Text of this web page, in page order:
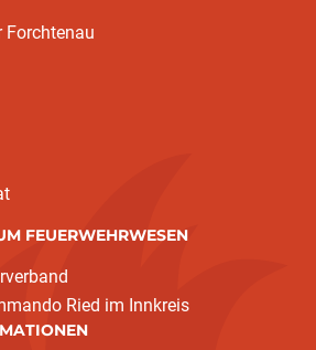
Forchtenau
FEUERWEHRWESEN
Ried im Innkreis